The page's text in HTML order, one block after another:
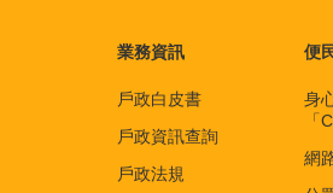
業務資訊
戶政白皮書
戶政資訊查詢
戶政法規
便
身
「
網